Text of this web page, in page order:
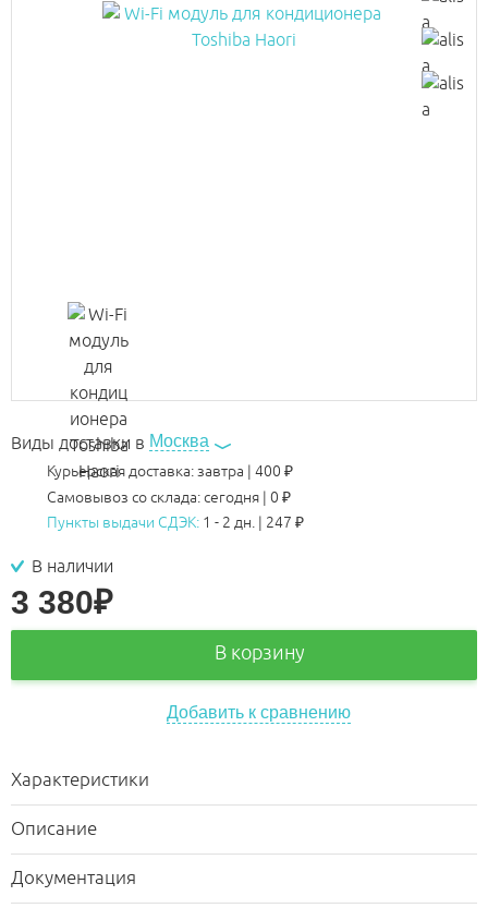
Виды доставки в Москва
Курьерская доставка:завтра | 400 ₽
Самовывоз со склада:сегодня | 0 ₽
Пункты выдачи СДЭК: 1 - 2 дн. | 247 ₽
В наличии
3 380₽
В корзину
Добавить к сравнению
Характеристики
Описание
Документация